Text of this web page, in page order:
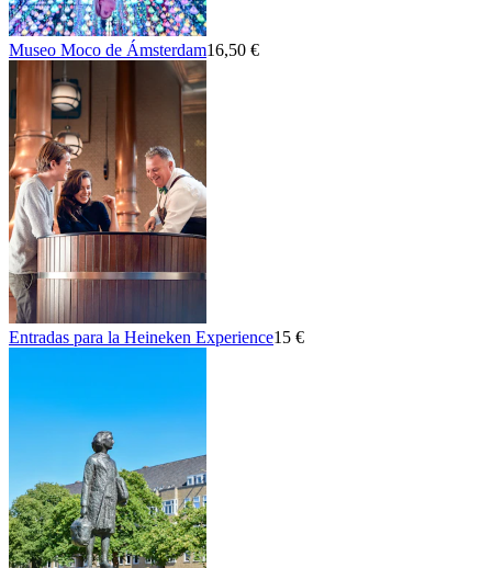
Museo Moco de Ámsterdam16,50 €
Entradas para la Heineken Experience15 €